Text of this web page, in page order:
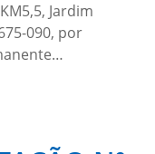
Jardim
090, por